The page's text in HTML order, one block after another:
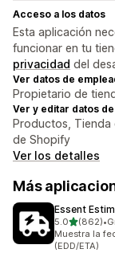
Acceso a los datos
Esta aplicación
funcionar en tu
privacidad del
Ver datos de
Propietario de
Ver y editar datos
Productos,
de Shopify
Ver los detalles
Más
Essent
5.0de 5(862)
862 reseñas•
Muestra la
(EDD/ETA)